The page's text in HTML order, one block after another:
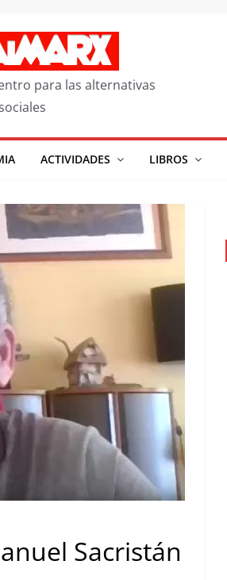
para las alternativas
sociales
ACTIVIDADES LIBROS
Sacristán